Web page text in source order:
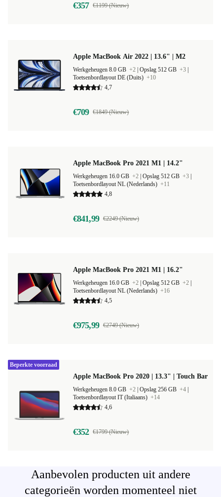
€357 €1199 (Nieuw)
Apple MacBook Air 2022 | 13.6" | M2
Werkgeheugen 8.0 GB +2 Opslag 512 GB +3
Toetsenbordlayout DE (Duits) +10
4,7
€709 €1849 (Nieuw)
Apple MacBook Pro 2021 M1 | 14.2"
Werkgeheugen 16.0 GB +2 Opslag 512 GB +3
Toetsenbordlayout NL (Nederlands) +11
4,8
€841,99 €2249 (Nieuw)
Apple MacBook Pro 2021 M1 | 16.2"
Werkgeheugen 16.0 GB +2 Opslag 512 GB +2
Toetsenbordlayout NL (Nederlands) +16
4,5
€975,99 €2749 (Nieuw)
Apple MacBook Pro 2020 | 13.3" | Touch Bar
Werkgeheugen 8.0 GB +2 Opslag 256 GB +4
Toetsenbordlayout IT (Italiaans) +14
4,6
€352 €1799 (Nieuw)
Beperkte voorraad
Aanbevolen producten uit andere
categorieën worden momenteel niet